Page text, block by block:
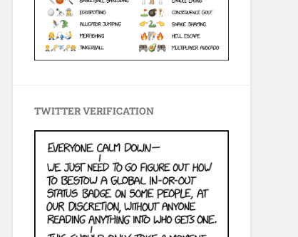
TWITTER VERIFICATION